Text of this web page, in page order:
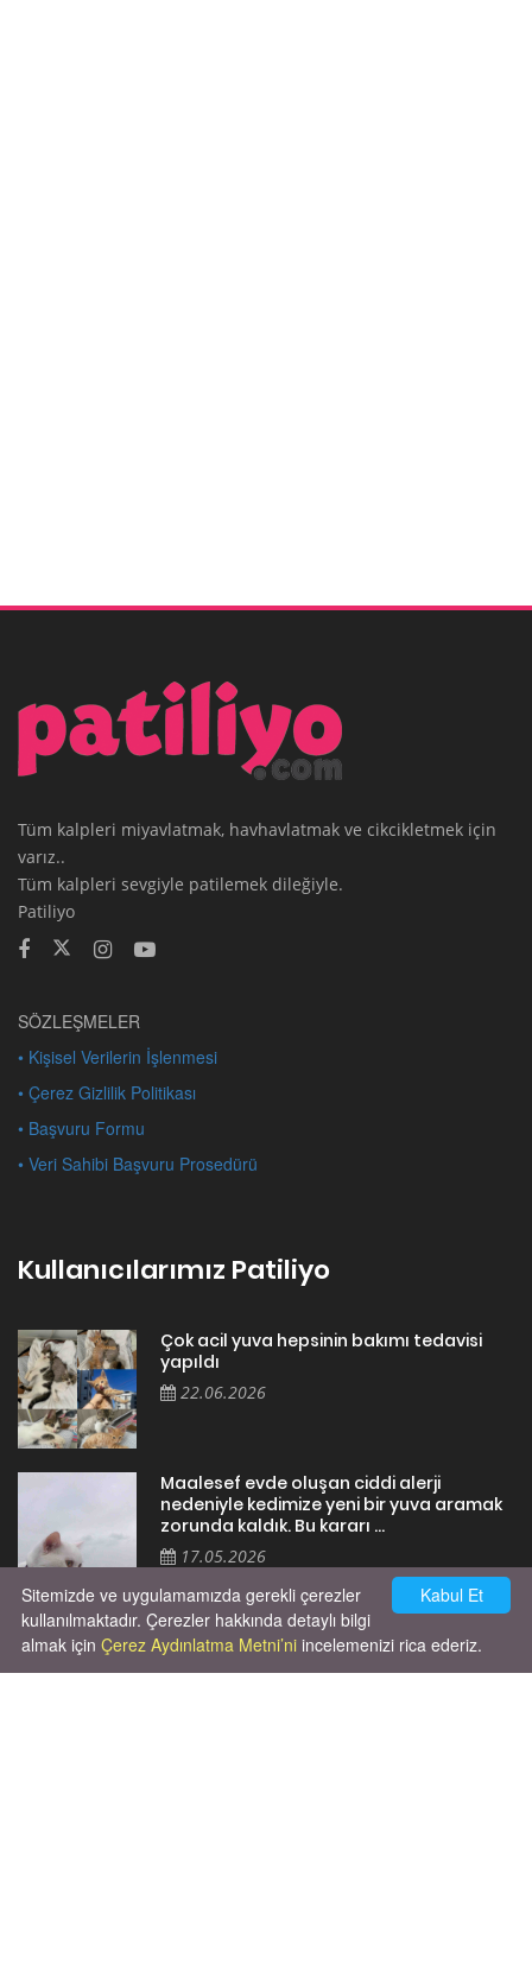
Tüm kalpleri miyavlatmak, havhavlatmak ve cikcikletmek için
varız..
Tüm kalpleri sevgiyle patilemek dileğiyle.
Patiliyo
SÖZLEŞMELER
• Kişisel Verilerin İşlenmesi
• Çerez Gizlilik Politikası
• Başvuru Formu
• Veri Sahibi Başvuru Prosedürü
Kullanıcılarımız Patiliyo
Çok acil yuva hepsinin bakımı tedavisi
yapıldı
22.06.2026
Maalesef evde oluşan ciddi alerji
nedeniyle kedimize yeni bir yuva aramak
zorunda kaldık. Bu kararı ...
17.05.2026
Kabul Et
Sitemizde ve uygulamamızda gerekli çerezler
kullanılmaktadır. Çerezler hakkında detaylı bilgi
almak için Çerez Aydınlatma Metni’ni incelemenizi rica ederiz.